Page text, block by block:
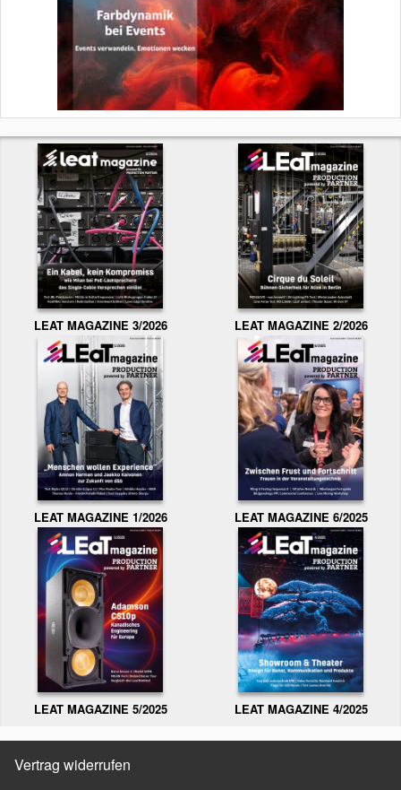
LEAT MAGAZINE 3/2026 LEAT MAGAZINE 2/2026
LEAT MAGAZINE 1/2026 LEAT MAGAZINE 6/2025
LEAT MAGAZINE 5/2025 LEAT MAGAZINE 4/2025
Vertrag widerrufen